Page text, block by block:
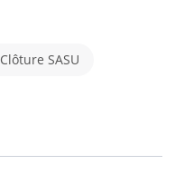
Clôture SASU